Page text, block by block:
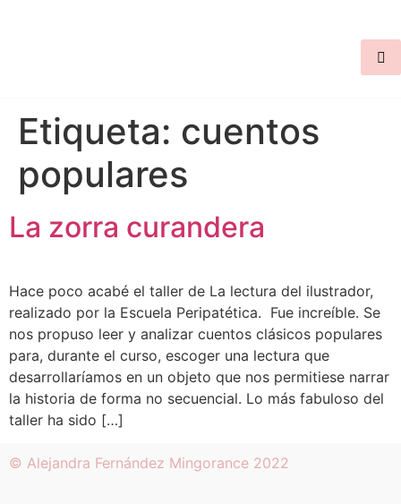
Etiqueta: cuentos
populares
La zorra curandera
Hace poco acabé el taller de La lectura del ilustrador,
realizado por la Escuela Peripatética. Fue increíble. Se
nos propuso leer y analizar cuentos clásicos populares
para, durante el curso, escoger una lectura que
desarrollaríamos en un objeto que nos permitiese narrar
la historia de forma no secuencial. Lo más fabuloso del
taller ha sido […]
© Alejandra Fernández Mingorance 2022